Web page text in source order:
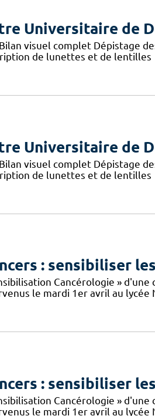
Universitaire de
visuel complet Dépistage
de lunettes et de lentilles
Universitaire de
visuel complet Dépistage
de lunettes et de lentilles
: sensibiliser
Cancérologie »
le mardi 1er avril au lycée
: sensibiliser
Cancérologie »
le mardi 1er avril au lycée